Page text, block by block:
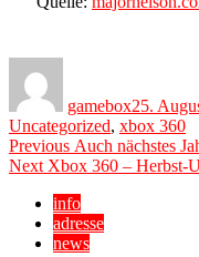
gamebox25.
Uncategorized, xbox 360
Previous Previous
post:
Auch nächstes
Next Next
Xbox 360 – Herbst-
info
adresse
news